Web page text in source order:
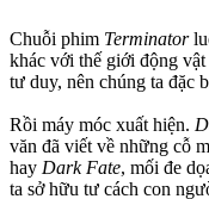
Chuỗi phim Terminator
khác với thế giới động
tư duy, nên chúng ta đặc
Rồi máy móc xuất hiện.
văn đã viết về những cỗ
hay Dark Fate, mối đe
ta sở hữu tư cách con